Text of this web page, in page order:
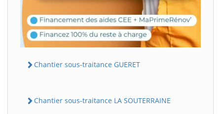
Chantier sous-traitance GUERET
Chantier sous-traitance LA SOUTERRAINE